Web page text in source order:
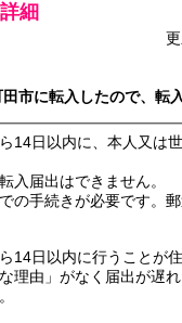
細
市に転入したので、転入
14日以内に、本人又は
入届出はできません。
の手続きが必要です。
14日以内に行うことが
理由」がなく届出が遅